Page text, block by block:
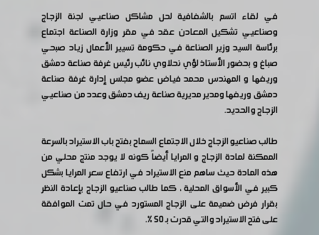
في لقاء اتسم بالشفافية لحل مشاكل صناعيي لجنة الزجاج
وصناعيي تشكيل المعادن عقد في مقر وزارة الصناعة اجتماع
برئاسة السيد وزير الصناعة في حكومة تسيير الأعمال زياد صبحي
صباغ و بحضور الأستاذ لؤي نحلاوي نائب رئيس غرفة صناعة دمشق
وريفها و المهندس محمد فياض عضو مجلس إدارة غرفة صناعة
دمشق وريفها ومدير مديرية صناعة ريف دمشق وعدد من صناعيي
الزجاج والحديد.
طالب صناعيو الزجاج خلال الاجتماع السماح بفتح باب الاستيراد بالسرعة
الممكنة لمادة الزجاج و المرايا أيضاً كونه لا يوجد منتج محلي من
هذه المادة حيث ساهم منع الاستيراد في ارتفاع سعر المرايا بشكل
كبير في الأسواق المحلية ، كما طالب صناعيو الزجاج بإعادة النظر
بقرار فرض ضميمة على الزجاج المستورد في حال تمت الموافقة
على فتح الاستيراد والتي قدرت بـ 50 %.